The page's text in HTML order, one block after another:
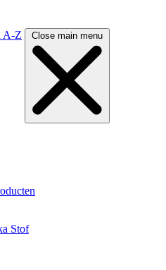
A-Z Close main menu
Stof